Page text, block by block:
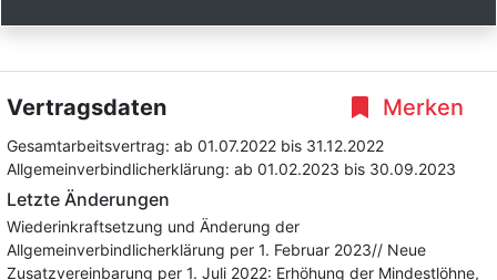
Merken
Vertragsdaten
Gesamtarbeitsvertrag: ab 01.07.2022 bis 31.12.2022
Allgemeinverbindlicherklärung: ab 01.02.2023 bis 30.09.2023
Letzte Änderungen
Wiederinkraftsetzung und Änderung der
Allgemeinverbindlicherklärung per 1. Februar 2023// Neue
Zusatzvereinbarung per 1. Juli 2022: Erhöhung der Mindestlöhne,